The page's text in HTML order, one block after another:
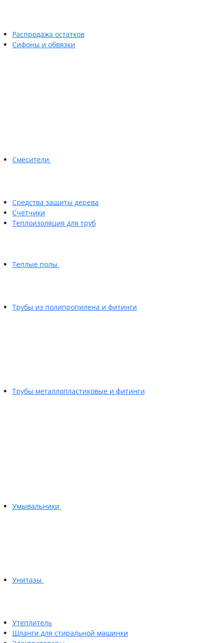
Распродажа остатков
Сифоны и обвязки
Смесители
Средства защиты дерева
Счетчики
Теплоизоляция для труб
Теплые полы
Трубы из полипропилена и фитинги
Трубы металлопластиковые и фитинги
Умывальники
Унитазы
Утеплитель
Шланги для стиральной машинки